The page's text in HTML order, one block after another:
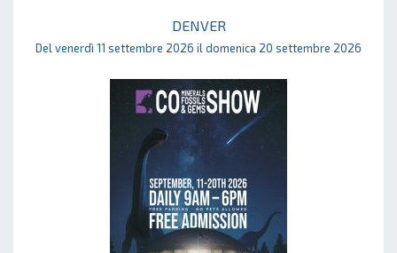
DENVER
Del venerdì 11 settembre 2026 il domenica 20 settembre 2026